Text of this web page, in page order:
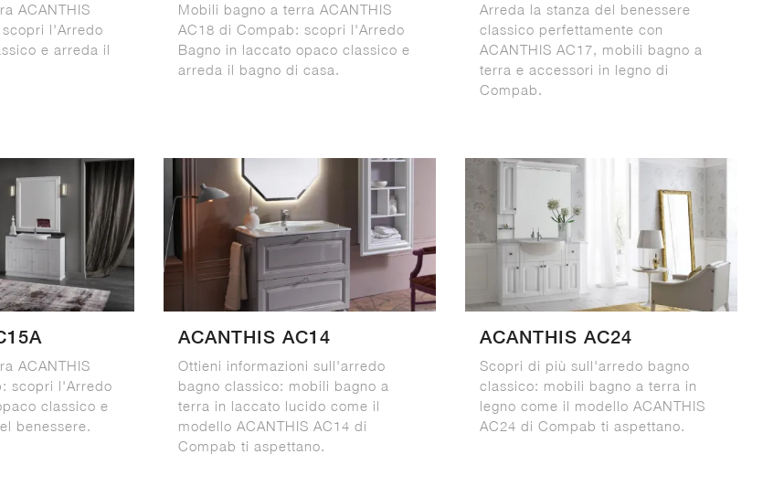
ACANTHIS
l'Arredo
e arreda il
Mobili bagno a terra ACANTHIS
AC18 di Compab: scopri l'Arredo
Bagno in laccato opaco classico e
arreda il bagno di casa.
Arreda la stanza del benessere
classico perfettamente con
ACANTHIS AC17, mobili bagno a
terra e accessori in legno di
Compab.
ACANTHIS
scopri l'Arredo
classico e
benessere.
ACANTHIS AC14
Ottieni informazioni sull'arredo
bagno classico: mobili bagno a
terra in laccato lucido come il
modello ACANTHIS AC14 di
Compab ti aspettano.
ACANTHIS AC24
Scopri di più sull'arredo bagno
classico: mobili bagno a terra in
legno come il modello ACANTHIS
AC24 di Compab ti aspettano.